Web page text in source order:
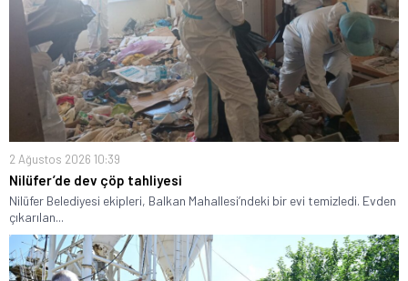
2 Ağustos 2026 10:39
Nilüfer’de dev çöp tahliyesi
Nilüfer Belediyesi ekipleri, Balkan Mahallesi’ndeki bir evi temizledi. Evden
çıkarılan...